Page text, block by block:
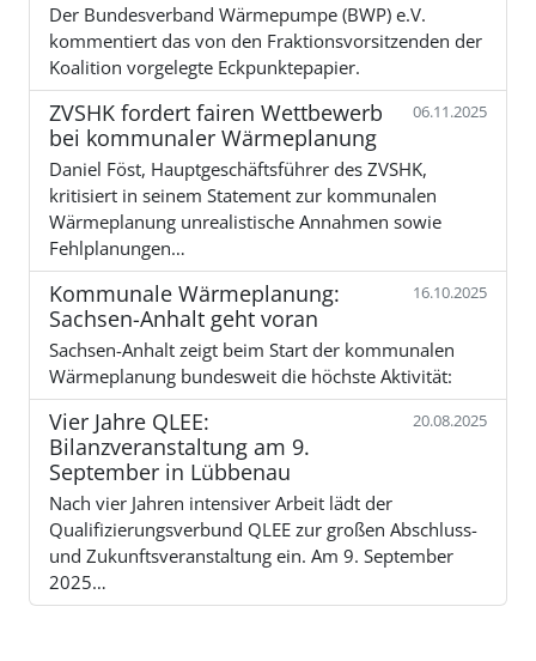
Der Bundesverband Wärmepumpe (BWP) e.V.
kommentiert das von den Fraktionsvorsitzenden der
Koalition vorgelegte Eckpunktepapier.
ZVSHK fordert fairen Wettbewerb
bei kommunaler Wärmeplanung
06.11.2025
Daniel Föst, Hauptgeschäftsführer des ZVSHK,
kritisiert in seinem Statement zur kommunalen
Wärmeplanung unrealistische Annahmen sowie
Fehlplanungen…
Kommunale Wärmeplanung:
Sachsen-Anhalt geht voran
16.10.2025
Sachsen-Anhalt zeigt beim Start der kommunalen
Wärmeplanung bundesweit die höchste Aktivität:
Vier Jahre QLEE:
Bilanzveranstaltung am 9.
September in Lübbenau
20.08.2025
Nach vier Jahren intensiver Arbeit lädt der
Qualifizierungsverbund QLEE zur großen Abschluss-
und Zukunftsveranstaltung ein. Am 9. September
2025…